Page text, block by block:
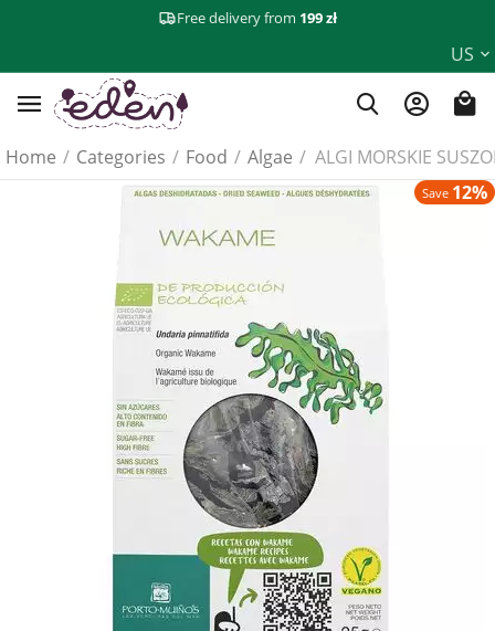
Free delivery from 199 zł
US
Home / Categories / Food / Algae / ALGI MORSKIE
Save 12%